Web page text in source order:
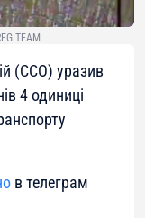
TEAM
(ССО) уразив
4 одиниці
в телеграм